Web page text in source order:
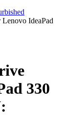
IdeaPad
330